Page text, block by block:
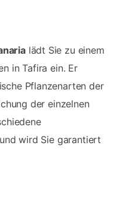
lädt Sie zu einem
in Tafira ein. Er
Pflanzenarten der
der einzelnen
wird Sie garantiert